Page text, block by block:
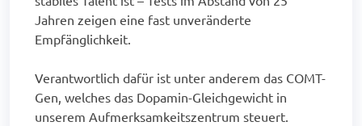
Jahren zeigen eine fast unveränderte
Empfänglichkeit.
Verantwortlich dafür ist unter anderem das COMT-
Gen, welches das Dopamin-Gleichgewicht in
unserem Aufmerksamkeitszentrum steuert.